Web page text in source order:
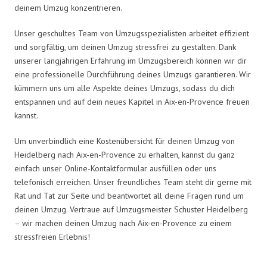
deinem Umzug konzentrieren.
Unser geschultes Team von Umzugsspezialisten arbeitet effizient
und sorgfältig, um deinen Umzug stressfrei zu gestalten. Dank
unserer langjährigen Erfahrung im Umzugsbereich können wir dir
eine professionelle Durchführung deines Umzugs garantieren. Wir
kümmern uns um alle Aspekte deines Umzugs, sodass du dich
entspannen und auf dein neues Kapitel in Aix-en-Provence freuen
kannst.
Um unverbindlich eine Kostenübersicht für deinen Umzug von
Heidelberg nach Aix-en-Provence zu erhalten, kannst du ganz
einfach unser Online-Kontaktformular ausfüllen oder uns
telefonisch erreichen. Unser freundliches Team steht dir gerne mit
Rat und Tat zur Seite und beantwortet all deine Fragen rund um
deinen Umzug. Vertraue auf Umzugsmeister Schuster Heidelberg
– wir machen deinen Umzug nach Aix-en-Provence zu einem
stressfreien Erlebnis!